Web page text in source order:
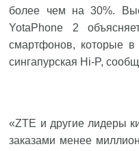
более чем на 30%.
YotaPhone 2
смартфонов, которые в
сингапурская Hi-P,
«ZTE и другие лидеры
заказами менее